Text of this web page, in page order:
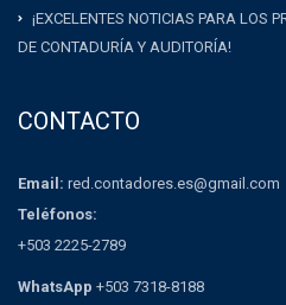
¡EXCELENTES NOTICIAS PARA LOS
DE CONTADURÍA Y AUDITORÍA!
CONTACTO
Email: red.contadores.es@gmail.com
Teléfonos:
+503 2225-2789
WhatsApp +503 7318-8188